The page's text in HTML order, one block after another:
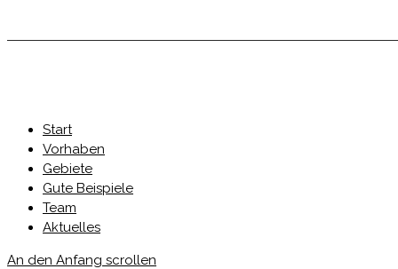
Start
Vorhaben
Gebiete
Gute Beispiele
Team
Aktuelles
An den Anfang scrollen